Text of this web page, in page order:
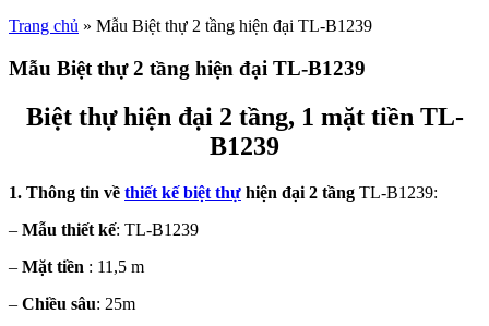
Trang chủ » Mẫu Biệt thự 2 tầng hiện đại TL-B1239
Mẫu Biệt thự 2 tầng hiện đại TL-B1239
Biệt thự hiện đại 2 tầng, 1 mặt tiền TL-
B1239
1. Thông tin về thiết kế biệt thự hiện đại 2 tầng TL-B1239:
– Mẫu thiết kế: TL-B1239
– Mặt tiền : 11,5 m
– Chiều sâu: 25m